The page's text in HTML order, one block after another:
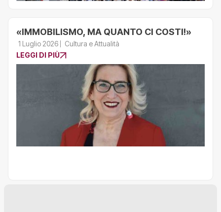
«IMMOBILISMO, MA QUANTO CI COSTI!»
1 Luglio 2026
Cultura e Attualità
LEGGI DI PIÙ